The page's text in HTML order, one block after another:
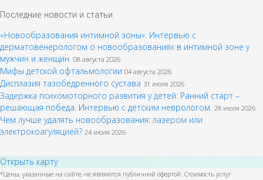
Последние новости и статьи
«Новообразования интимной зоны»: Интервью с
дерматовенерологом о новообразованиях в интимной зоне у
мужчин и женщин. 08 августа 2026
Мифы детской офтальмологии 04 августа 2026
Дисплазия тазобедренного сустава 31 июля 2026
Задержка психомоторного развития у детей: Ранний старт –
решающая победа. Интервью с детским неврологом. 28 июля 2026
Чем лучше удалять новообразования: лазером или
электрокоагуляцией? 24 июля 2026
Открыть карту
*Цены, указанные на сайте, не являются публичной офертой. Стоимость услуг